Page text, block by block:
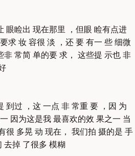
眼睑出 现在那里 ，但眼 睑有点进
求 妆 容很 淡 ，还 要 有一 些 细微
非 常简 单的要 求， 这些提 示也 非
到过 ，这 一点 非 常重 要 ，因 为
因为这是我 最喜欢的效 果之一 当
很 多晃 动 现在， 我们拍 摄的是 手
去掉 了很多 模糊